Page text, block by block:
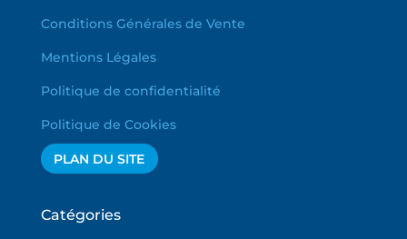
Conditions Générales de Vente
Mentions Légales
Politique de confidentialité
Politique de Cookies
PLAN DU SITE
Catégories